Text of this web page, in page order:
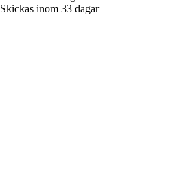
Skickas inom 33 dagar